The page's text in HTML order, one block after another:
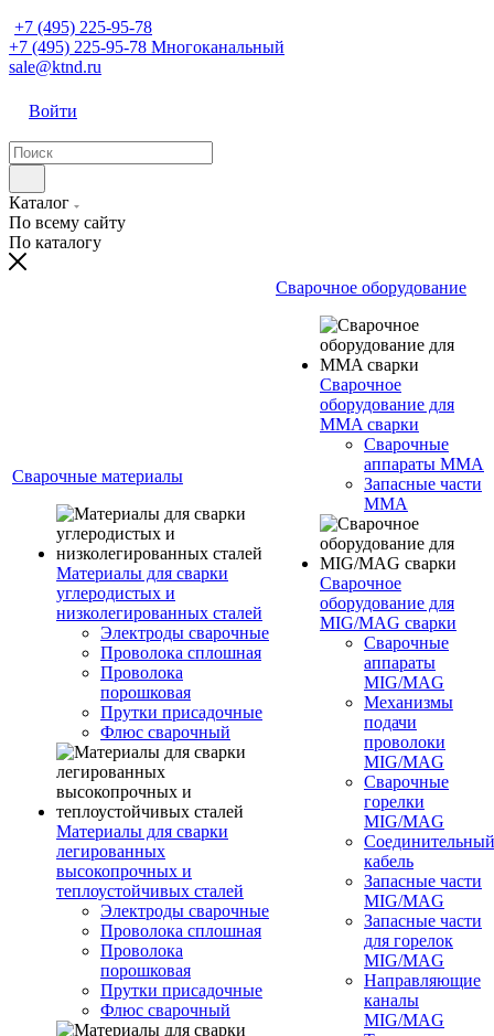
+7 (495) 225-95-78
+7 (495) 225-95-78 Многоканальный
sale@ktnd.ru
Войти
Каталог
По всему сайту
По каталогу
Сварочные материалы
Материалы для сварки
углеродистых и
низколегированных сталей
Электроды сварочные
Проволока сплошная
Проволока
порошковая
Прутки присадочные
Флюс сварочный
Материалы для сварки
легированных
высокопрочных и
теплоустойчивых сталей
Электроды сварочные
Проволока сплошная
Проволока
порошковая
Прутки присадочные
Флюс сварочный
Сварочное оборудование
Сварочное
оборудование для
MMA сварки
Сварочные
аппараты MMA
Запасные части
MMA
Сварочное
оборудование для
MIG/MAG сварки
Сварочные
аппараты
MIG/MAG
Механизмы
подачи
проволоки
MIG/MAG
Сварочные
горелки
MIG/MAG
Соединительный
кабель
Запасные части
MIG/MAG
Запасные части
для горелок
MIG/MAG
Направляющие
каналы
MIG/MAG